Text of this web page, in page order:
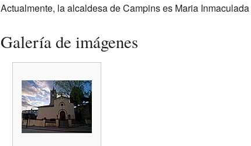
Actualmente, la alcaldesa de Campins es Maria
Galería de imágenes